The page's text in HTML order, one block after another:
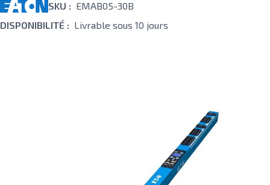
SKU : EMAB05-30B
DISPONIBILITÉ : Livrable sous 10 jours